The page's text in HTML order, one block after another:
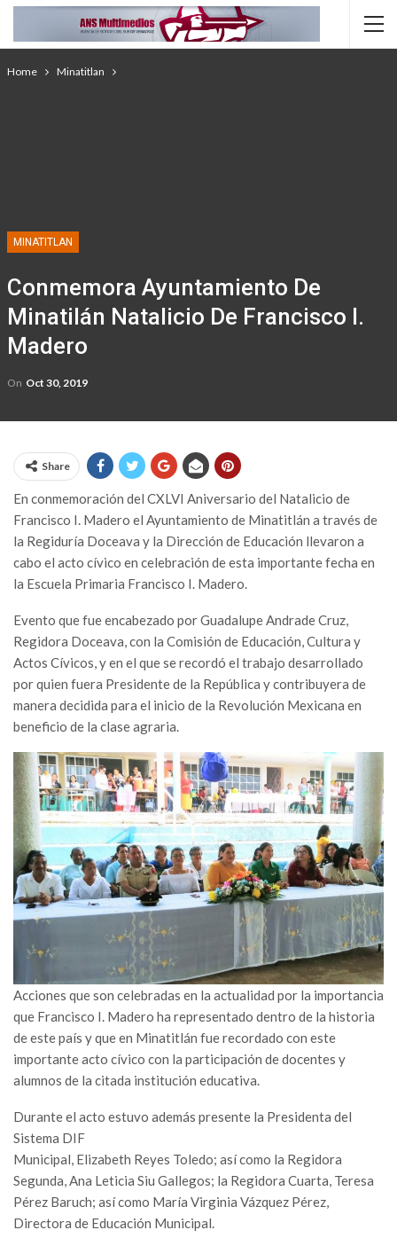
Home Minatitlan
MINATITLAN
Conmemora Ayuntamiento De
Minatilán Natalicio De Francisco I.
Madero
On Oct 30, 2019
Share
En conmemoración del CXLVI Aniversario del Natalicio de
Francisco I. Madero el Ayuntamiento de Minatitlán a través de
la Regiduría Doceava y la Dirección de Educación llevaron a
cabo el acto cívico en celebración de esta importante fecha en
la Escuela Primaria Francisco I. Madero.
Evento que fue encabezado por Guadalupe Andrade Cruz,
Regidora Doceava, con la Comisión de Educación, Cultura y
Actos Cívicos, y en el que se recordó el trabajo desarrollado
por quien fuera Presidente de la República y contribuyera de
manera decidida para el inicio de la Revolución Mexicana en
beneficio de la clase agraria.
Acciones que son celebradas en la actualidad por la importancia
que Francisco I. Madero ha representado dentro de la historia
de este país y que en Minatitlán fue recordado con este
importante acto cívico con la participación de docentes y
alumnos de la citada institución educativa.
Durante el acto estuvo además presente la Presidenta del
Sistema DIF
Municipal, Elizabeth Reyes Toledo; así como la Regidora
Segunda, Ana Leticia Siu Gallegos; la Regidora Cuarta, Teresa
Pérez Baruch; así como María Virginia Vázquez Pérez,
Directora de Educación Municipal.